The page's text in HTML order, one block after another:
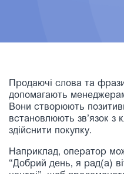
Продаючі слова та
допомагають
Вони створюють
встановлюють зв’язок з
здійснити покупку.
Наприклад, оператор
“Добрий день, я рад(а)